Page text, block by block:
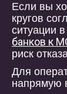
Если вы
кругов
ситуации в
банков к
риск
Для
напрямую